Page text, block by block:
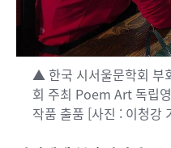
▲ 한국 시서울문학회 부
회 주최 Poem Art 독립
작품 출품 [사진 : 이청강